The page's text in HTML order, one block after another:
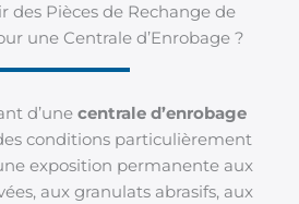
des Pièces de Rechange de
une Centrale d’Enrobage ?
d’une centrale d’enrobage
conditions particulièrement
exposition permanente aux
aux granulats abrasifs, aux